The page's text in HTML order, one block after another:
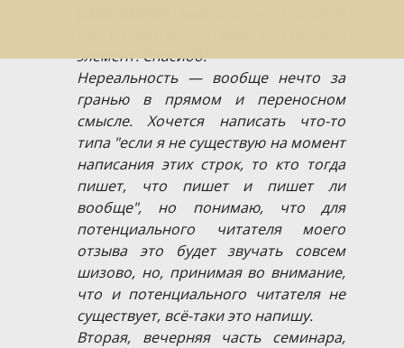
элемент. Спасибо!
Нереальность — вообще нечто за
гранью в прямом и переносном
смысле. Хочется написать что-то
типа "если я не существую на момент
написания этих строк, то кто тогда
пишет, что пишет и пишет ли
вообще", но понимаю, что для
потенциального читателя моего
отзыва это будет звучать совсем
шизово, но, принимая во внимание,
что и потенциального читателя не
существует, всё-таки это напишу.
Вторая, вечерняя часть семинара,